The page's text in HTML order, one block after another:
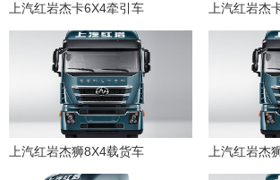
上汽红岩杰卡6X4牵引车 上汽红岩杰
上汽红岩杰狮8X4载货车 上汽红岩杰